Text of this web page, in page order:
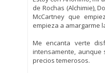
de Rochas (Alchimie),
McCartney que
empieza a amargarme
Me encanta verte
intensamente,
precios temerosos.